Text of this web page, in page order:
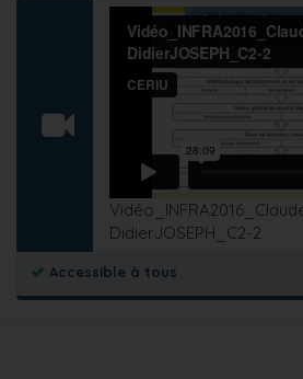
DidierJOSEPH_C2-2
Accessible à tous